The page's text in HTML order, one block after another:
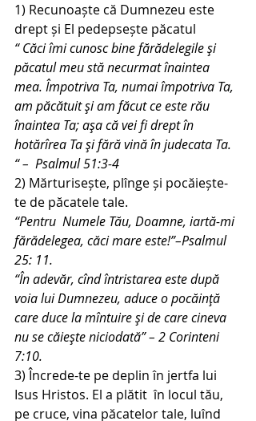
1) Recunoaște că Dumnezeu este
drept și El pedepsește păcatul
“ Căci îmi cunosc bine fărădelegile şi
păcatul meu stă necurmat înaintea
mea. Împotriva Ta, numai împotriva Ta,
am păcătuit şi am făcut ce este rău
înaintea Ta; aşa că vei fi drept în
hotărîrea Ta şi fără vină în judecata Ta.
“ –  Psalmul 51:3-4
2) Mărturisește, plînge și pocăiește-
te de păcatele tale.
“Pentru  Numele Tău, Doamne, iartă-mi
fărădelegea, căci mare este!”–Psalmul
25: 11.
“În adevăr, cînd întristarea este după
voia lui Dumnezeu, aduce o pocăinţă
care duce la mîntuire şi de care cineva
nu se căieşte niciodată” – 2 Corinteni
7:10.
3) Încrede-te pe deplin în jertfa lui
Isus Hristos. El a plătit  în locul tău,
pe cruce, vina păcatelor tale, luînd